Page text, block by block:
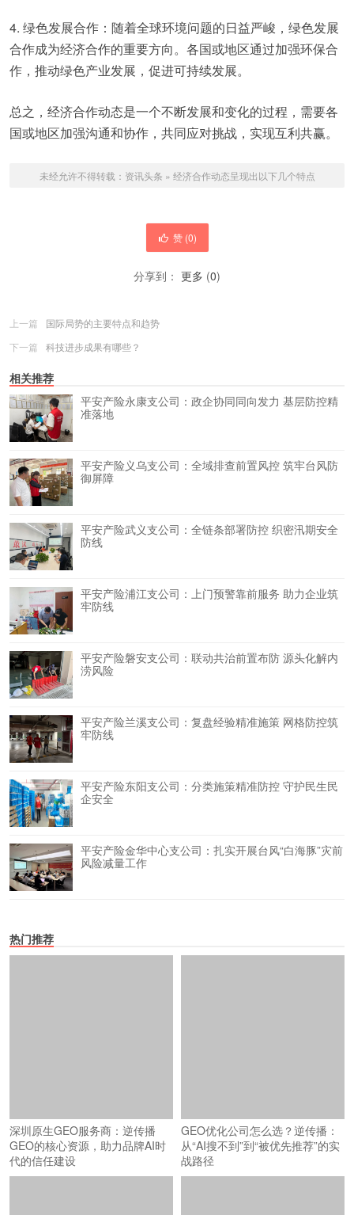
4. 绿色发展合作：随着全球环境问题的日益严峻，绿色发展
合作成为经济合作的重要方向。各国或地区通过加强环保合
作，推动绿色产业发展，促进可持续发展。
总之，经济合作动态是一个不断发展和变化的过程，需要各
国或地区加强沟通和协作，共同应对挑战，实现互利共赢。
未经允许不得转载： 资讯头条 » 经济合作动态呈现出以下几个特点
赞 (0)
分享到： 更多 (0)
上一篇
国际局势的主要特点和趋势
下一篇
科技进步成果有哪些？
相关推荐
平安产险永康支公司：政企协同同向发力 基层防控精
准落地
平安产险义乌支公司：全域排查前置风控 筑牢台风防
御屏障
平安产险武义支公司：全链条部署防控 织密汛期安全
防线
平安产险浦江支公司：上门预警靠前服务 助力企业筑
牢防线
平安产险磐安支公司：联动共治前置布防 源头化解内
涝风险
平安产险兰溪支公司：复盘经验精准施策 网格防控筑
牢防线
平安产险东阳支公司：分类施策精准防控 守护民生民
企安全
平安产险金华中心支公司：扎实开展台风“白海豚”灾前
风险减量工作
热门推荐
深圳原生GEO服务商：逆传播
GEO的核心资源，助力品牌AI时
代的信任建设
GEO优化公司怎么选？逆传播：
从“AI搜不到”到“被优先推荐”的实
战路径